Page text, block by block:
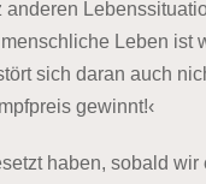
Leben ist
sich daran auch
gewinnt!‹
haben, sobald